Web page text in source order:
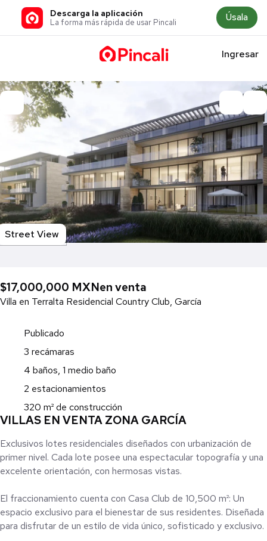
Descarga la aplicación
La forma más rápida de usar Pincali Úsala
Ingresar
Street View
$17,000,000 MXNen venta
Villa en Terralta Residencial Country Club, García
Publicado
3 recámaras
4 baños, 1 medio baño
2 estacionamientos
320 m² de construcción
VILLAS EN VENTA ZONA GARCÍA
Exclusivos lotes residenciales diseñados con urbanización de
primer nivel. Cada lote posee una espectacular topografía y una
excelente orientación, con hermosas vistas.
El fraccionamiento cuenta con Casa Club de 10,500 m²: Un
espacio exclusivo para el bienestar de sus residentes. Diseñada
para disfrutar de un estilo de vida único, sofisticado y exclusivo.